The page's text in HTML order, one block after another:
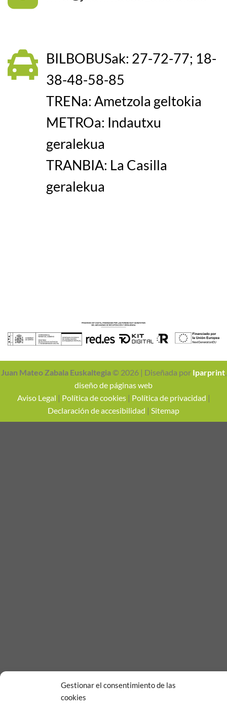
BILBOBUSak: 27-72-77; 18-
38-48-58-85
TRENa: Ametzola geltokia
METROa: Indautxu
geralekua
TRANBIA: La Casilla
geralekua
Juan Mateo Zabala Euskaltegia© 2026 | Diseñada por Iparprint,
diseño de páginas web
Aviso Legal | Política de cookies| Política de privacidad |
Declaración de accesibilidad | Sitemap